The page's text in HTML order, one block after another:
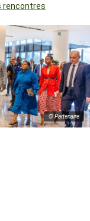
rencontres
© Partenaire